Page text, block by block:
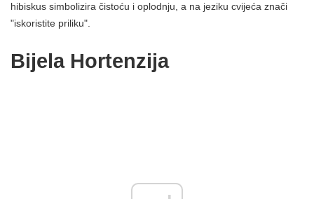
hibiskus simbolizira čistoću i oplodnju, a na jeziku cvijeća znači
"iskoristite priliku".
Bijela Hortenzija